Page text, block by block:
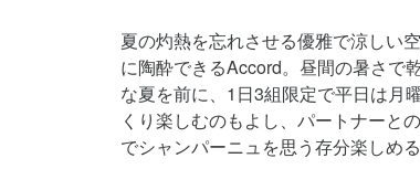
夏の灼熱を忘れさせる優雅で涼しい
に陶酔できるAccord。昼間の暑さで
な夏を前に、1日3組限定で平日は月
くり楽しむのもよし、パートナーと
でシャンパーニュを思う存分楽しめ